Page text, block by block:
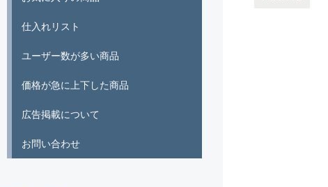
仕入れリスト
ユーザー数が多い商品
価格が急に上下した商品
広告掲載について
お問い合わせ